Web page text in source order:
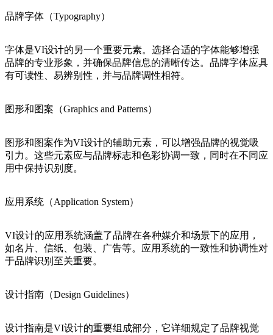
品牌字体（Typography）
字体是VI设计的另一个重要元素。选择合适的字体能够增强
品牌的专业形象，并确保品牌信息的清晰传达。品牌字体应具
有可读性、易辨别性，并与品牌调性相符。
图形和图案（Graphics and Patterns）
图形和图案作为VI设计的辅助元素，可以增强品牌的视觉吸
引力。这些元素应与品牌标志和色彩协调一致，同时在不同应
用中保持识别度。
应用系统（Application System）
VI设计的应用系统涵盖了品牌在各种媒介和场景下的应用，
如名片、信纸、包装、广告等。应用系统的一致性和协调性对
于品牌识别至关重要。
设计指南（Design Guidelines）
设计指南是VI设计的重要组成部分，它详细规定了品牌视觉